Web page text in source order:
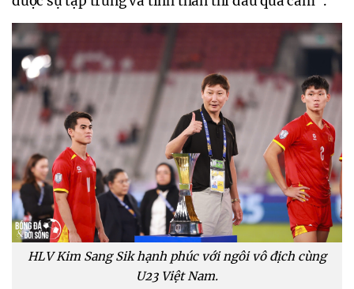
HLV Kim Sang Sik hạnh phúc với ngôi vô địch cùng
U23 Việt Nam.